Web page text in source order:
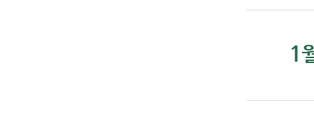
1